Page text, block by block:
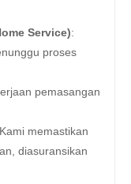
Service):
proses
pemasangan
memastikan
diasuransikan